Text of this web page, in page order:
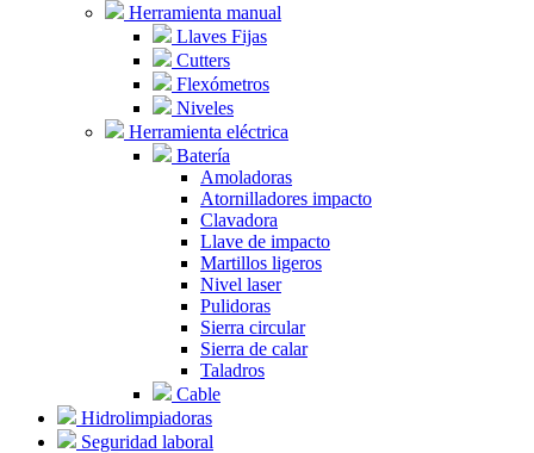
Herramienta manual
Llaves Fijas
Cutters
Flexómetros
Niveles
Herramienta eléctrica
Batería
Amoladoras
Atornilladores impacto
Clavadora
Llave de impacto
Martillos ligeros
Nivel laser
Pulidoras
Sierra circular
Sierra de calar
Taladros
Cable
Hidrolimpiadoras
Seguridad laboral